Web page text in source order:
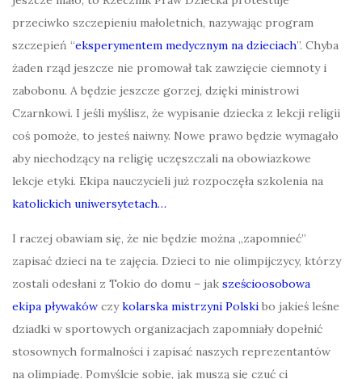
przeciwko szczepieniu małoletnich, nazywając program
szczepień “eksperymentem medycznym na dzieciach”. Chyba
żaden rząd jeszcze nie promował tak zawzięcie ciemnoty i
zabobonu. A będzie jeszcze gorzej, dzięki ministrowi
Czarnkowi. I jeśli myślisz, że wypisanie dziecka z lekcji religii
coś pomoże, to jesteś naiwny. Nowe prawo będzie wymagało
aby niechodzący na religię uczęszczali na obowiazkowe
lekcje etyki. Ekipa nauczycieli już rozpoczęła szkolenia na
katolickich uniwersytetach…
I raczej obawiam się, że nie będzie można „zapomnieć”
zapisać dzieci na te zajęcia. Dzieci to nie olimpijczycy, którzy
zostali odesłani z Tokio do domu – jak sześcioosobowa
ekipa pływaków czykolarska mistrzyni Polski bo jakieś leśne
dziadki w sportowych organizacjach zapomniały dopełnić
stosownych formalności i zapisać naszych reprezentantów
na olimpiadę. Pomyślcie sobie, jak muszą się czuć ci